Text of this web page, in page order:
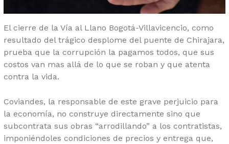
El cierre de la Vía al Llano Bogotá-Villavicencio, como
resultado del trágico desplome del puente de Chirajara,
prueba que la corrupción la pagamos todos, que sus
costos van mas allá de lo que se roban y que atenta
contra la vida.
Coviandes, la responsable de este grave perjuicio para
la economía, no construye directamente sino que
subcontrata sus obras “arrodillando” a los contratistas,
imponiéndoles condiciones de precios y entrega que,